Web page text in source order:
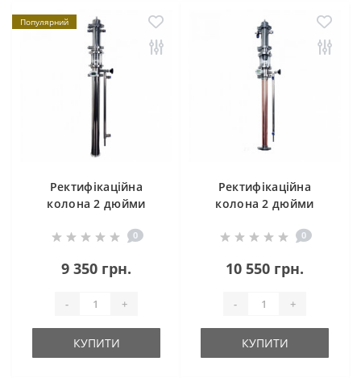
Популярний
Ректифікаційна
колона 2 дюйми
0
9 350 грн.
- +
КУПИТИ
Ректифікаційна
колона 2 дюйми
0
10 550 грн.
- +
КУПИТИ